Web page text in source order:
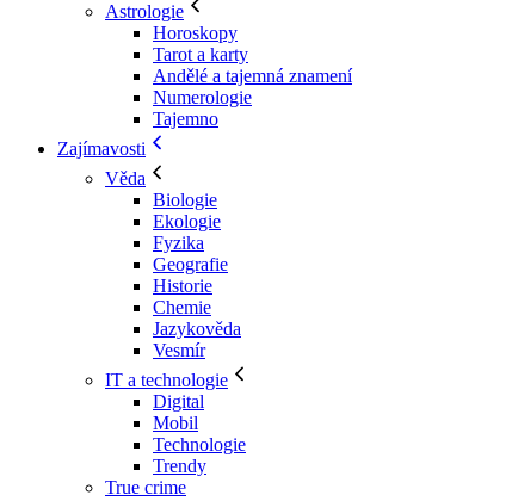
Astrologie
Horoskopy
Tarot a karty
Andělé a tajemná znamení
Numerologie
Tajemno
Zajímavosti
Věda
Biologie
Ekologie
Fyzika
Geografie
Historie
Chemie
Jazykověda
Vesmír
IT a technologie
Digital
Mobil
Technologie
Trendy
True crime